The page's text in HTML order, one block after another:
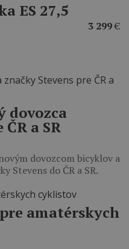
ES 27,5
3 299€
dovozca
a SR
dovozcom bicyklov a
Stevens do ČR a SR.
amatérskych